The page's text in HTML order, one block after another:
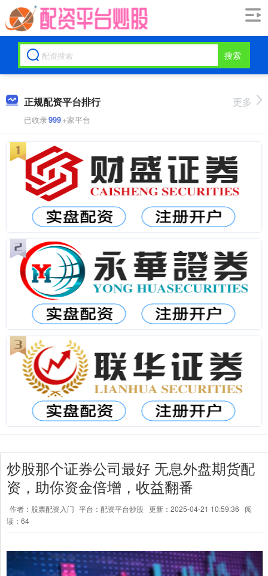
搜索
正规配资平台排行
已收录999+家平台
更多
炒股那个证券公司最好 无息外盘期货配
资，助你资金倍增，收益翻番
作者：股票配资入门 平台：配资平台炒股 更新：2025-04-21 10:59:36
阅
读：64